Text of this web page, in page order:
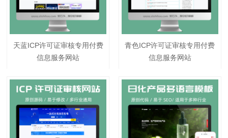
天蓝ICP许可证审核专用付费
信息服务网站
青色ICP许可证审核专用付费
信息服务网站